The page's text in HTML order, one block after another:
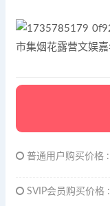
普通用户购买价格 :
SVIP会员购买价格 :